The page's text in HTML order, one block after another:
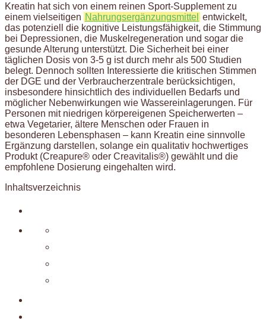
Kreatin hat sich von einem reinen Sport-Supplement zu
einem vielseitigen Nahrungsergänzungsmittel entwickelt,
das potenziell die kognitive Leistungsfähigkeit, die Stimmung
bei Depressionen, die Muskelregeneration und sogar die
gesunde Alterung unterstützt. Die Sicherheit bei einer
täglichen Dosis von 3-5 g ist durch mehr als 500 Studien
belegt. Dennoch sollten Interessierte die kritischen Stimmen
der DGE und der Verbraucherzentrale berücksichtigen,
insbesondere hinsichtlich des individuellen Bedarfs und
möglicher Nebenwirkungen wie Wassereinlagerungen. Für
Personen mit niedrigen körpereigenen Speicherwerten –
etwa Vegetarier, ältere Menschen oder Frauen in
besonderen Lebensphasen – kann Kreatin eine sinnvolle
Ergänzung darstellen, solange ein qualitativ hochwertiges
Produkt (Creapure® oder Creavitalis®) gewählt und die
empfohlene Dosierung eingehalten wird.
Inhaltsverzeichnis